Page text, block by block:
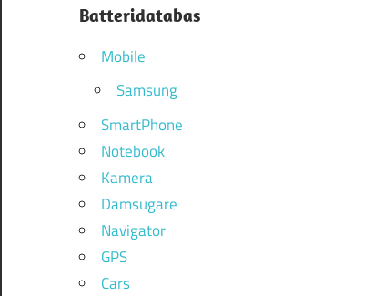
Batteridatabas
Mobile
Samsung
SmartPhone
Notebook
Kamera
Damsugare
Navigator
GPS
Cars